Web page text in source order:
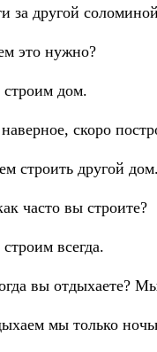
за другой
это нужно?
дом.
скоро
строить другой
часто вы строите?
всегда.
вы отдыхаете?
мы только